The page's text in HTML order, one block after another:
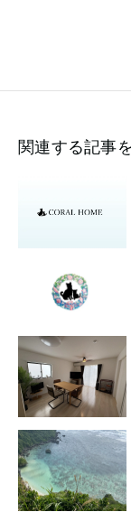
関連する記事